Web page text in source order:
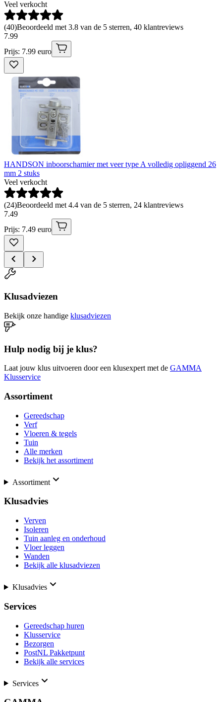
Veel verkocht
(40)Beoordeeld met 3.8 van de 5 sterren, 40 klantreviews
7.99
Prijs: 7.99 euro
HANDSON inboorscharnier met veer type A volledig opliggend 26
mm 2 stuks
Veel verkocht
(24)Beoordeeld met 4.4 van de 5 sterren, 24 klantreviews
7.49
Prijs: 7.49 euro
Klusadviezen
Bekijk onze handige klusadviezen
Hulp nodig bij je klus?
Laat jouw klus uitvoeren door een klusexpert met de GAMMA
Klusservice
Assortiment
Gereedschap
Verf
Vloeren & tegels
Tuin
Alle merken
Bekijk het assortiment
Assortiment
Klusadvies
Verven
Isoleren
Tuin aanleg en onderhoud
Vloer leggen
Wanden
Bekijk alle klusadviezen
Klusadvies
Services
Gereedschap huren
Klusservice
Bezorgen
PostNL Pakketpunt
Bekijk alle services
Services